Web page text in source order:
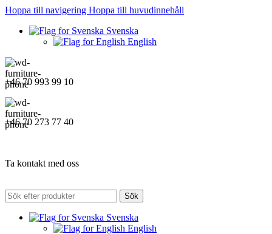
Hoppa till navigering Hoppa till huvudinnehåll
Svenska
English
+46 70 993 99 10
+46 70 273 77 40
Ta kontakt med oss
Sök
Svenska
English